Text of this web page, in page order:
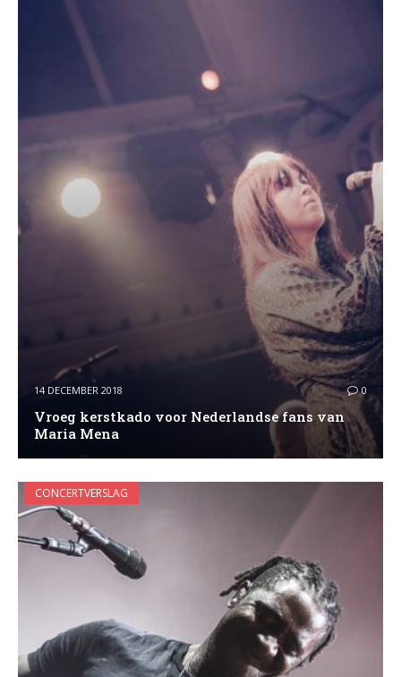
14 DECEMBER 2018 0
Vroeg kerstkado voor Nederlandse fans van
Maria Mena
CONCERTVERSLAG